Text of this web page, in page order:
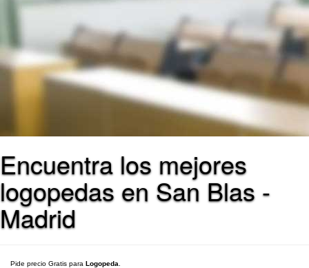
Encuentra los mejores
logopedas en San Blas -
Madrid
Pide precio Gratis para Logopeda